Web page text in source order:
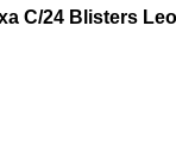
C/24 Blisters